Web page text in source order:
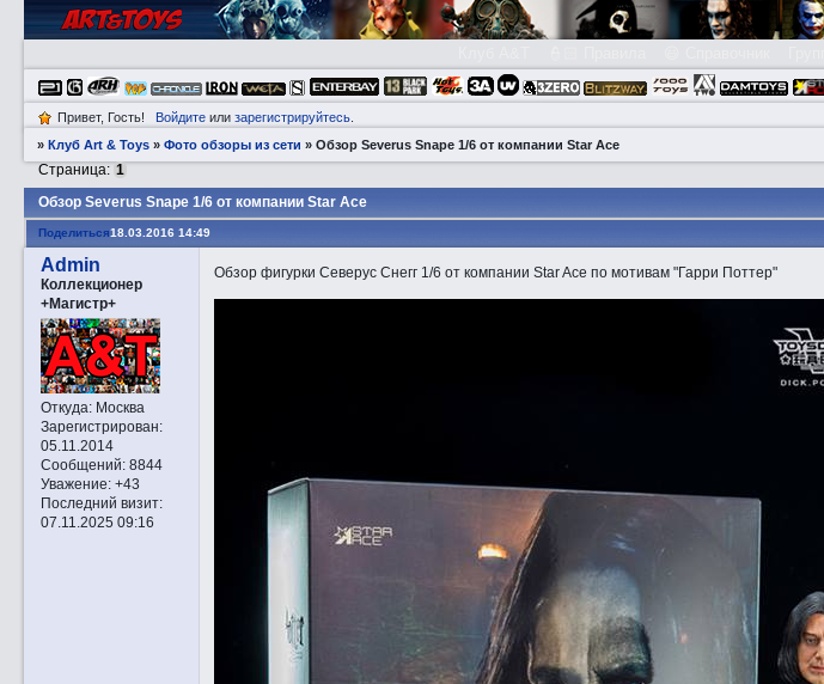
Привет, Гость! Войдитеили зарегистрируйтесь.
»Клуб Art & Toys »Фото обзоры из сети »Обзор Severus Snape 1/6 от компании Star Ace
Обзор Severus Snape 1/6 от компании Star Ace
Страница: 1
Поделиться18.03.2016 14:49
Admin
Коллекционер
+Магистр+
Откуда:Москва
Зарегистрирован:
05.11.2014
Сообщений:8844
Уважение: +43
Последний визит:
07.11.2025 09:16
Обзор фигурки Северус Снегг 1/6 от компании Star Ace по мотивам "Гарри Поттер"